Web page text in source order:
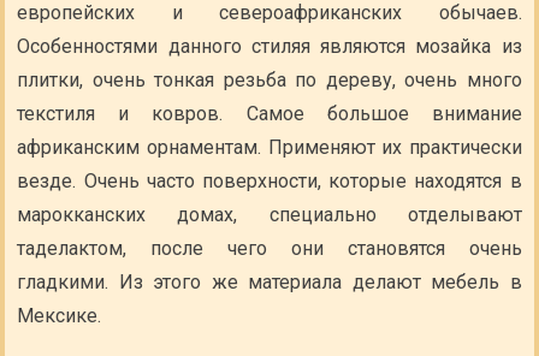
европейских и североафриканских обычаев.
Особенностями данного стиляя являются мозайка из
плитки, очень тонкая резьба по дереву, очень много
текстиля и ковров. Самое большое внимание
африканским орнаментам. Применяют их практически
везде. Очень часто поверхности, которые находятся в
марокканских домах, специально отделывают
таделактом, после чего они становятся очень
гладкими. Из этого же материала делают мебель в
Мексике.